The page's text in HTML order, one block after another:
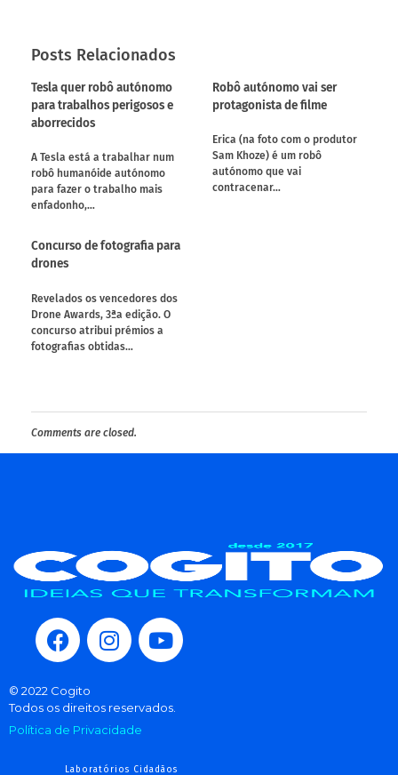
Posts Relacionados
Tesla quer robô autónomo
para trabalhos perigosos e
aborrecidos
A Tesla está a trabalhar num
robô humanóide autónomo
para fazer o trabalho mais
enfadonho,…
Robô autónomo vai ser
protagonista de filme
Erica (na foto com o produtor
Sam Khoze) é um robô
autónomo que vai
contracenar…
Concurso de fotografia para
drones
Revelados os vencedores dos
Drone Awards, 3ªa edição. O
concurso atribui prémios a
fotografias obtidas…
Comments are closed.
© 2022 Cogito
Todos os direitos reservados.
Política de Privacidade
Laboratórios Cidadãos